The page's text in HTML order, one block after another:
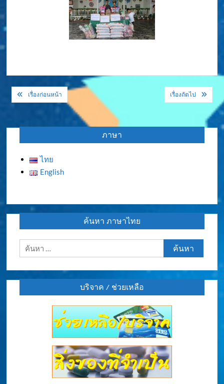
แนะแนว
เรื่องก่อนหน้า เรื่องถัดไป
ภาษา
ไทย
English
ค้นหา ภาษาไทย
ค้นหา
สำหรับ:
บริจาค / ช่วยเหลือ